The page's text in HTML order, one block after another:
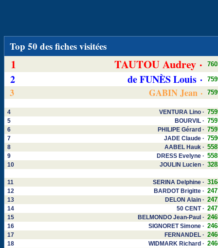
Top 50 des fiches visitées
1 TAUTOU Audrey ·
2 de FUNÈS Louis ·
3 GABIN Jean ·
4 VENTURA Lino ·
5 BOURVIL ·
6 PHILIPE Gérard ·
7 JADE Claude ·
8 AABEL Hauk ·
9 DRESS Evelyne ·
10 JOULIN Lucien ·
11 SERINA Delphine ·
12 BARDOT Brigitte ·
13 DELON Alain ·
14 50 CENT ·
15 BELMONDO Jean-Paul ·
16 SIGNORET Simone ·
17 FERNANDEL ·
18 WIDMARK Richard ·